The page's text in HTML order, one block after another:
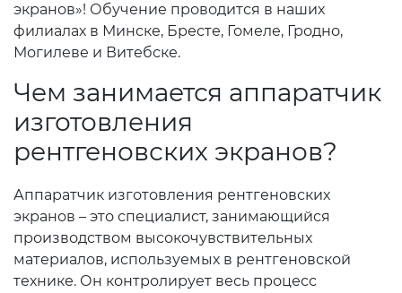
экранов»! Обучение проводится в наших
филиалах в Минске, Бресте, Гомеле, Гродно,
Могилеве и Витебске.
Чем занимается аппаратчик
изготовления
рентгеновских экранов?
Аппаратчик изготовления рентгеновских
экранов – это специалист, занимающийся
производством высокочувствительных
материалов, используемых в рентгеновской
технике. Он контролирует весь процесс